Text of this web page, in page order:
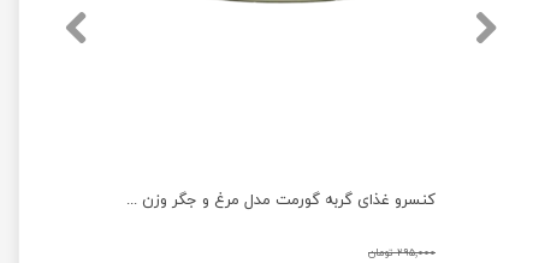
کنسرو غذای گربه گورمت مدل مرغ و جگر وزن 85 گرم
۲۹۵,۰۰۰ تومان